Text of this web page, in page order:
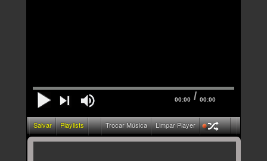
00:00 / 00:00
Salvar Playlists Trocar Música Limpar Player